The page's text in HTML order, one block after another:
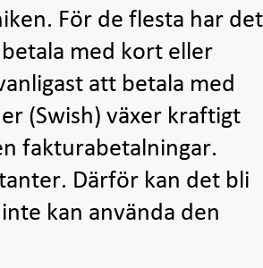
För de flesta har det
med kort eller
att betala med
(Swish) växer kraftigt
fakturabetalningar.
Därför kan det bli
kan använda den